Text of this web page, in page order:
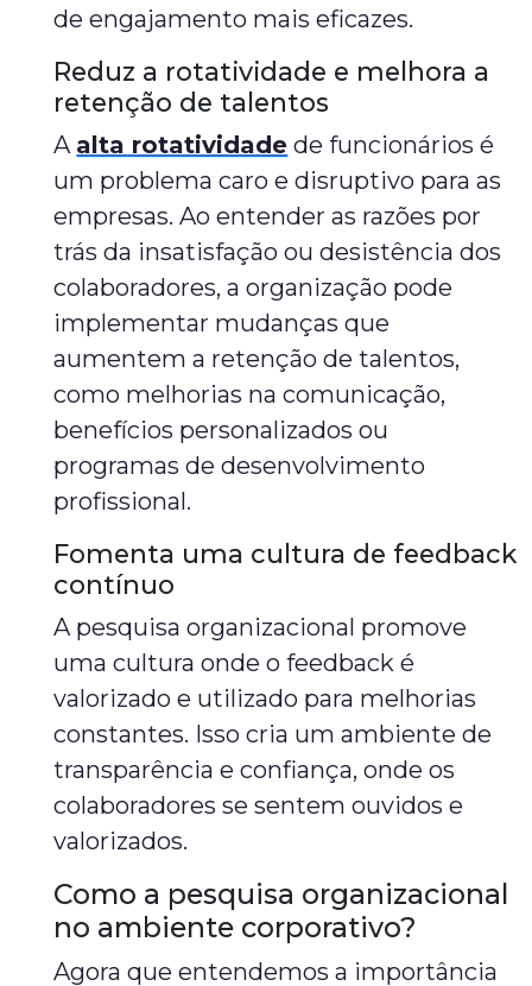
de engajamento mais eficazes.
Reduz a rotatividade e melhora a
retenção de talentos
A alta rotatividade de funcionários é
um problema caro e disruptivo para as
empresas. Ao entender as razões por
trás da insatisfação ou desistência dos
colaboradores, a organização pode
implementar mudanças que
aumentem a retenção de talentos,
como melhorias na comunicação,
benefícios personalizados ou
programas de desenvolvimento
profissional.
Fomenta uma cultura de feedback
contínuo
A pesquisa organizacional promove
uma cultura onde o feedback é
valorizado e utilizado para melhorias
constantes. Isso cria um ambiente de
transparência e confiança, onde os
colaboradores se sentem ouvidos e
valorizados.
Como a pesquisa organizacional
no ambiente corporativo?
Agora que entendemos a importância